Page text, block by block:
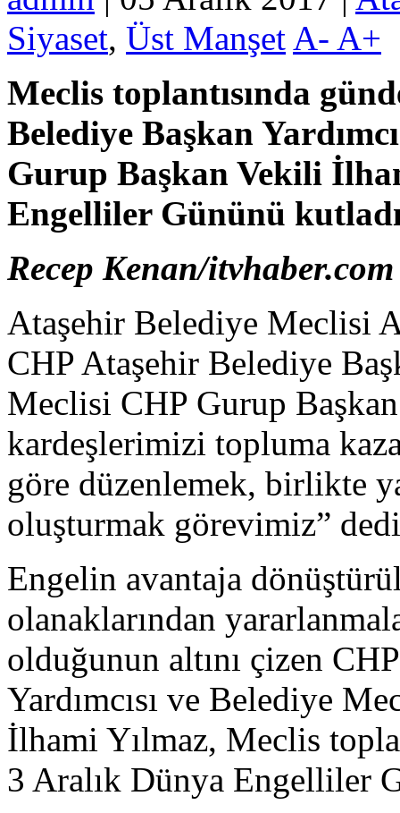
Siyaset, Üst Manşet A- A+
Meclis toplantısında
Belediye Başkan
Gurup Başkan Vekili
Engelliler Gününü
Recep Kenan/itvhaber.com
Ataşehir Belediye Meclisi
CHP Ataşehir Belediye
Meclisi CHP Gurup
kardeşlerimizi topluma
göre düzenlemek, birlikte
oluşturmak görevimiz”
Engelin avantaja
olanaklarından
olduğunun altını çizen
Yardımcısı ve Belediye
İlhami Yılmaz, Meclis
3 Aralık Dünya Engelliler